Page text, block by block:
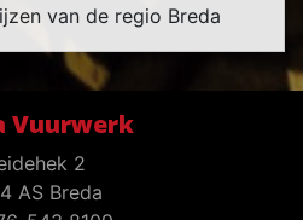
van de regio Breda
Vuurwerk
2
AS Breda